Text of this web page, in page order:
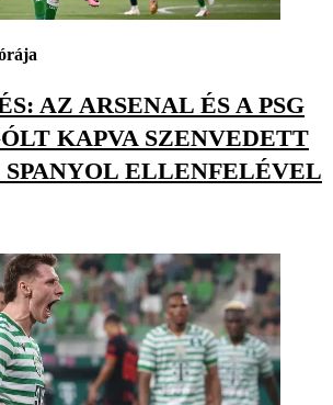
AZ ARSENAL ÉS A PSG
KAPVA SZENVEDETT
SPANYOL ELLENFELÉVEL